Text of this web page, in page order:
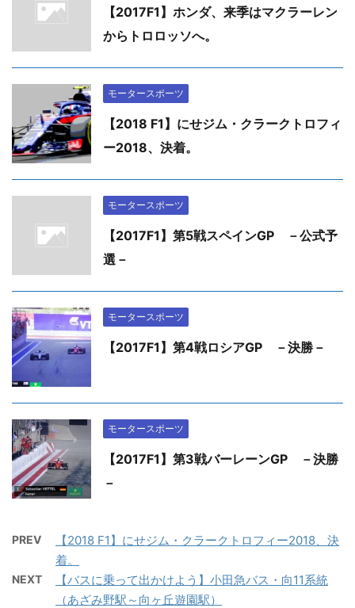
【2017F1】ホンダ、来季はマクラーレン
からトロロッソへ。
モータースポーツ
【2018 F1】にせジム・クラークトロフィ
ー2018、決着。
モータースポーツ
【2017F1】第5戦スペインGP －公式予
選－
モータースポーツ
【2017F1】第4戦ロシアGP －決勝－
モータースポーツ
【2017F1】第3戦バーレーンGP －決勝
－
PREV
【2018 F1】にせジム・クラークトロフィー2018、決
着。
NEXT
【バスに乗って出かけよう】小田急バス・向11系統
（あざみ野駅～向ヶ丘遊園駅）